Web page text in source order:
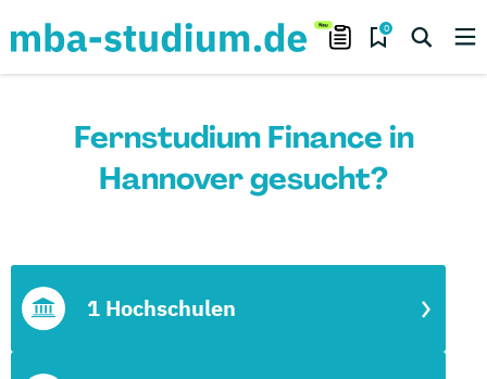
0
Fernstudium Finance in
Hannover gesucht?
1 Hochschulen